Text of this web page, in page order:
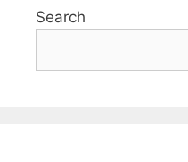
Search